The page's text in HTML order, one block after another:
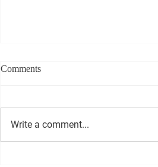
Comments
Write a comment...